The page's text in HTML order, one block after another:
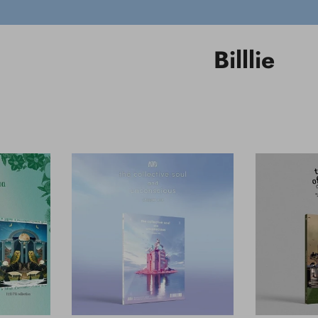
Billlie
VISTA